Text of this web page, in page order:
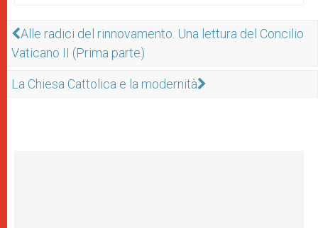
Alle radici del rinnovamento. Una lettura del Concilio
Vaticano II (Prima parte)
La Chiesa Cattolica e la modernità